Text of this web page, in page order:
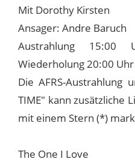
Mit Dorothy Kirsten
Ansager: Andre Baruch
Austrahlung
Wiederholung 20:00
Die AFRS-Austrahlung
TIME" kann zusätzliche
mit einem Stern (*)
The One I Love